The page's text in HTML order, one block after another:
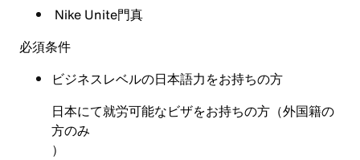
Nike Unite門真
必須条件
ビジネスレベルの日本語力をお持ちの方
日本にて就労可能なビザをお持ちの方（外国籍の
方のみ
）